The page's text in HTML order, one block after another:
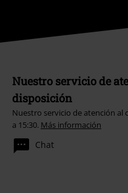
Nuestro servicio de
disposición
Nuestro servicio de atención al
a 15:30. Más información
Chat